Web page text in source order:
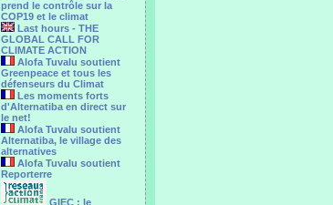
prend le contrôle sur la
COP19 et le climat
Last hours - THE
GLOBAL CALL FOR
CLIMATE ACTION
Alofa Tuvalu soutient
Greenpeace et tous les
défenseurs du Climat
Les moments forts
d'Alternatiba en direct sur
le net!
Alofa Tuvalu soutient
Alternatiba, le village des
alternatives
Alofa Tuvalu soutient
Reporterre
GIEC : le